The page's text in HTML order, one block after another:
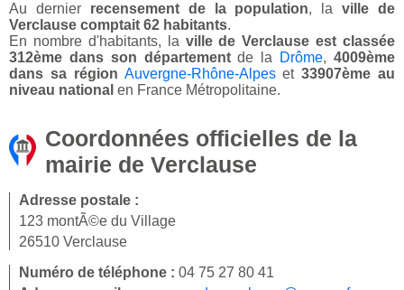
Au dernier recensement de la population, laville de
Verclause comptait 62 habitants.
En nombre d'habitants, la ville de Verclause est classée
312ème dans son départementde la Drôme,4009ème
dans sa région Auvergne-Rhône-Alpeset33907ème au
niveau national en France Métropolitaine.
Coordonnées officielles de la
mairie de Verclause
Adresse postale :
123 montÃ©e du Village
26510 Verclause
Numéro de téléphone : 04 75 27 80 41